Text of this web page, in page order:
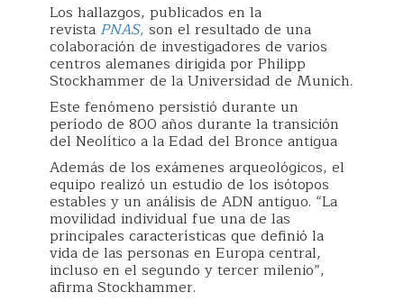
Los hallazgos, publicados en la
revista PNAS, son el resultado de una
colaboración de investigadores de varios
centros alemanes dirigida por Philipp
Stockhammer de la Universidad de Munich.
Este fenómeno persistió durante un
período de 800 años durante la transición
del Neolítico a la Edad del Bronce antigua
Además de los exámenes arqueológicos, el
equipo realizó un estudio de los isótopos
estables y un análisis de ADN antiguo. “La
movilidad individual fue una de las
principales características que definió la
vida de las personas en Europa central,
incluso en el segundo y tercer milenio”,
afirma Stockhammer.